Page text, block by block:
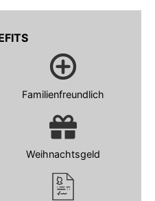
Familienfreundlich
Weihnachtsgeld